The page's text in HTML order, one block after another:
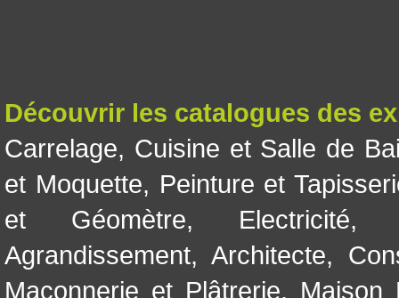
Découvrir les catalogues des
Carrelage, Cuisine et Salle de
et Moquette, Peinture et
et Géomètre, Electricité
Agrandissement, Architecte,
Maçonnerie et Plâtrerie, Maison